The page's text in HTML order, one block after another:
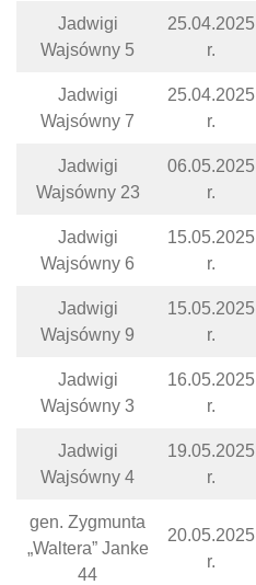
Jadwigi
Wajsówny 5
25.04.2025
r.
Jadwigi
Wajsówny 7
25.04.2025
r.
Jadwigi
Wajsówny 23
06.05.2025
r.
Jadwigi
Wajsówny 6
15.05.2025
r.
Jadwigi
Wajsówny 9
15.05.2025
r.
Jadwigi
Wajsówny 3
16.05.2025
r.
Jadwigi
Wajsówny 4
19.05.2025
r.
gen. Zygmunta
„Waltera” Janke
44
20.05.2025
r.